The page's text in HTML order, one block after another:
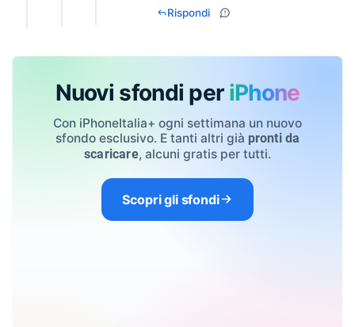
Rispondi
Nuovi sfondi per iPhone
Con iPhoneItalia+ ogni settimana un nuovo
sfondo esclusivo. E tanti altri già pronti da
scaricare, alcuni gratis per tutti.
Scopri gli sfondi